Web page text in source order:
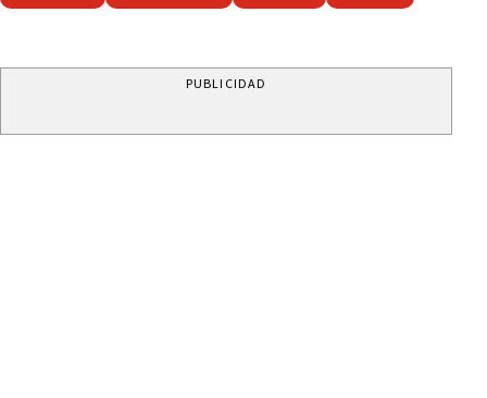
PUBLICIDAD